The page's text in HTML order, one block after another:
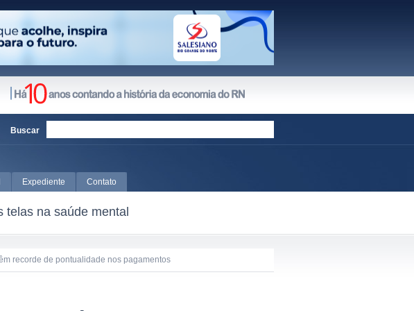
Buscar
Expediente Contato
na saúde mental
recorde de pontualidade nos pagamentos